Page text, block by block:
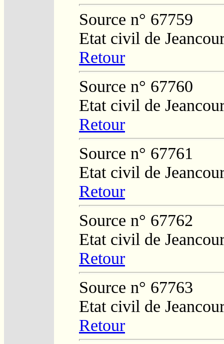
Source n° 67759
Etat civil de
Retour
Source n° 67760
Etat civil de
Retour
Source n° 67761
Etat civil de
Retour
Source n° 67762
Etat civil de
Retour
Source n° 67763
Etat civil de
Retour